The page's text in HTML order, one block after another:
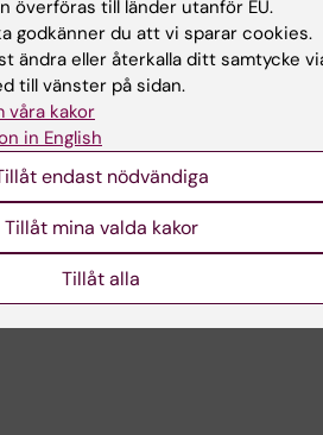
överföras till länder utanför EU.
godkänner du att vi sparar cookies.
ändra eller återkalla ditt samtycke
till vänster på sidan.
våra kakor
in English
endast nödvändiga
Tillåt mina valda kakor
Tillåt alla